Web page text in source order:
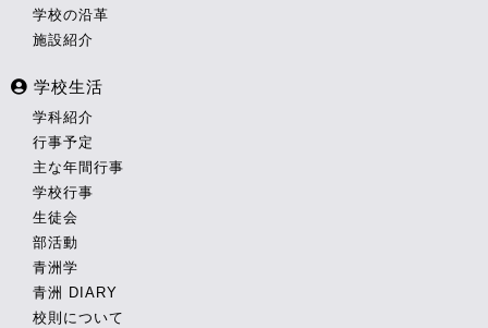
学校の沿革
施設紹介
学校生活
学科紹介
行事予定
主な年間行事
学校行事
生徒会
部活動
青洲学
青洲 DIARY
校則について